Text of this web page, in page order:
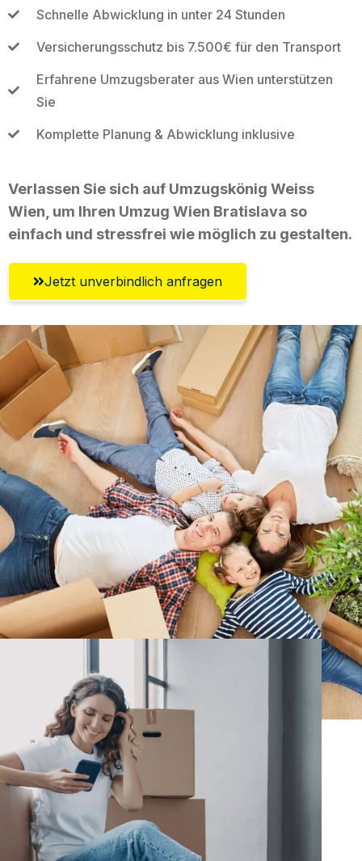
Schnelle Abwicklung in unter 24 Stunden
Versicherungsschutz bis 7.500€ für den Transport
Erfahrene Umzugsberater aus Wien unterstützen
Sie
Komplette Planung & Abwicklung inklusive
Verlassen Sie sich auf Umzugskönig Weiss
Wien, um Ihren Umzug Wien Bratislava so
einfach und stressfrei wie möglich zu gestalten.
Jetzt unverbindlich anfragen